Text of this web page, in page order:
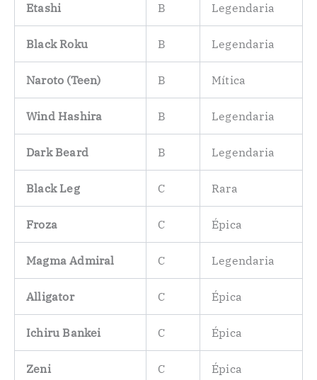
Etashi B Legendaria
Black Roku B Legendaria
Naroto (Teen) B Mítica
Wind Hashira B Legendaria
Dark Beard B Legendaria
Black Leg C Rara
Froza C Épica
Magma Admiral C Legendaria
Alligator C Épica
Ichiru Bankei C Épica
Zeni C Épica